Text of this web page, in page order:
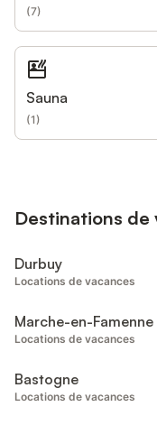
(7)
Sauna
(1)
Destinations de
Durbuy
Locations de vacances
Marche-en-Famenne
Locations de vacances
Bastogne
Locations de vacances